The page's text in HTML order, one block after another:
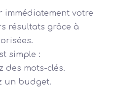
immédiatement votre
résultats grâce à
simple :
des mots-clés.
un budget.